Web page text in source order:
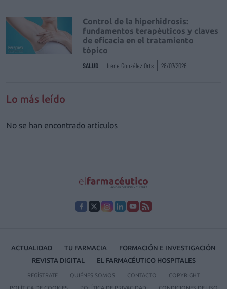
Control de la hiperhidrosis:
fundamentos terapéuticos y claves
de eficacia en el tratamiento
tópico
SALUD Irene González Orts 28/07/2026
Lo más leído
No se han encontrado artículos
ACTUALIDAD TU FARMACIA
FORMACIÓN E INVESTIGACIÓN
REVISTA DIGITAL
EL FARMACÉUTICO HOSPITALES
REGÍSTRATE QUIÉNES SOMOS CONTACTO COPYRIGHT